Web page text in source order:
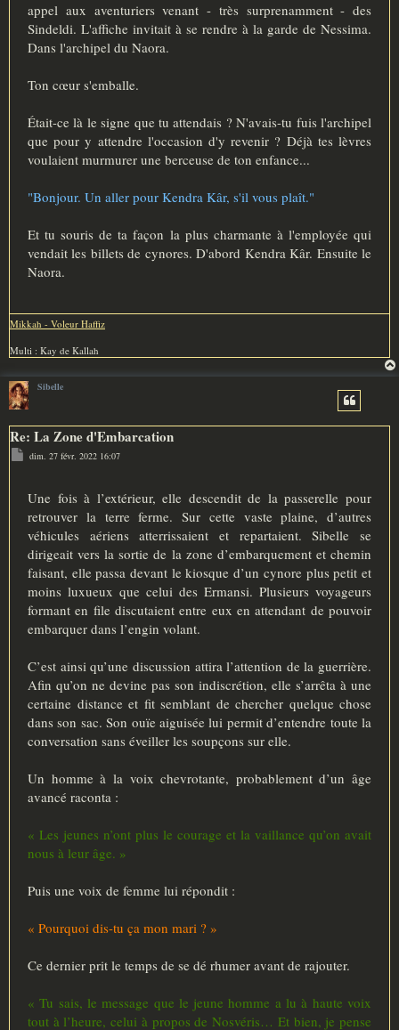
appel aux aventuriers venant - très surprenamment - des
Sindeldi. L'affiche invitait à se rendre à la garde de Nessima.
Dans l'archipel du Naora.
Ton cœur s'emballe.
Était-ce là le signe que tu attendais ? N'avais-tu fuis l'archipel
que pour y attendre l'occasion d'y revenir ? Déjà tes lèvres
voulaient murmurer une berceuse de ton enfance...
"Bonjour. Un aller pour Kendra Kâr, s'il vous plaît."
Et tu souris de ta façon la plus charmante à l'employée qui
vendait les billets de cynores. D'abord Kendra Kâr. Ensuite le
Naora.
Mikkah - Voleur Haffiz
Multi : Kay de Kallah
Sibelle
Re: La Zone d'Embarcation
M
e
a
g
e
dim. 27 févr. 2022 16:07
Une fois à l’extérieur, elle descendit de la passerelle pour
retrouver la terre ferme. Sur cette vaste plaine, d’autres
véhicules aériens atterrissaient et repartaient. Sibelle se
dirigeait vers la sortie de la zone d’embarquement et chemin
faisant, elle passa devant le kiosque d’un cynore plus petit et
moins luxueux que celui des Ermansi. Plusieurs voyageurs
formant en file discutaient entre eux en attendant de pouvoir
embarquer dans l’engin volant.
C’est ainsi qu’une discussion attira l’attention de la guerrière.
Afin qu’on ne devine pas son indiscrétion, elle s’arrêta à une
certaine distance et fit semblant de chercher quelque chose
dans son sac. Son ouïe aiguisée lui permit d’entendre toute la
conversation sans éveiller les soupçons sur elle.
Un homme à la voix chevrotante, probablement d’un âge
avancé raconta :
« Les jeunes n’ont plus le courage et la vaillance qu’on avait
nous à leur âge. »
Puis une voix de femme lui répondit :
« Pourquoi dis-tu ça mon mari ? »
Ce dernier prit le temps de se dé rhumer avant de rajouter.
« Tu sais, le message que le jeune homme a lu à haute voix
tout à l’heure, celui à propos de Nosvéris… Et bien, je pense